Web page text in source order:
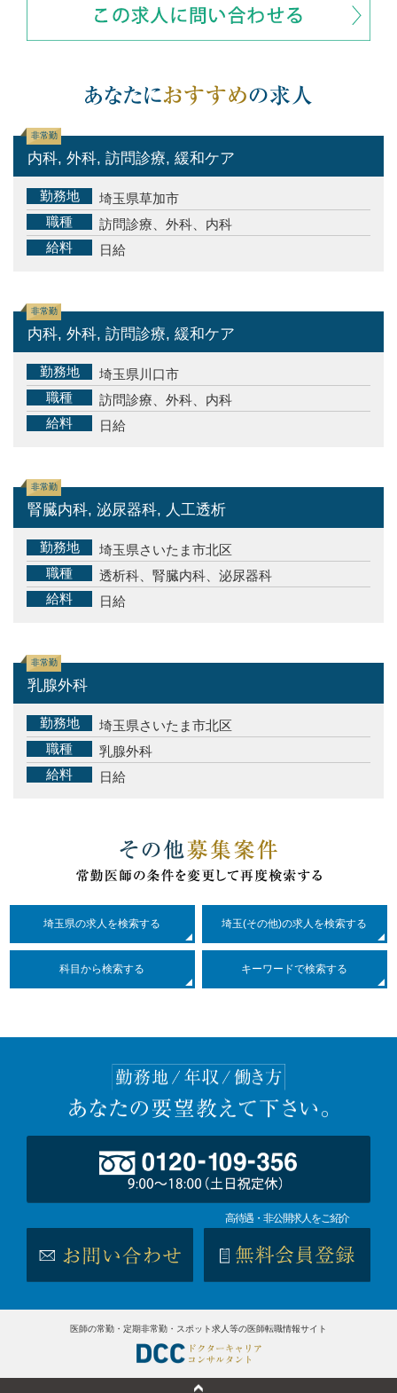
非常勤
内科, 外科, 訪問診療, 緩和ケア
勤務地
埼玉県草加市
職種
訪問診療、外科、内科
給料
日給
非常勤
内科, 外科, 訪問診療, 緩和ケア
勤務地
埼玉県川口市
職種
訪問診療、外科、内科
給料
日給
非常勤
腎臓内科, 泌尿器科, 人工透析
勤務地
埼玉県さいたま市北区
職種
透析科、腎臓内科、泌尿器科
給料
日給
非常勤
乳腺外科
勤務地
埼玉県さいたま市北区
職種
乳腺外科
給料
日給
埼玉県の求人を検索する 埼玉(その他)の求人を検索する
科目 から検索する キーワードで検索する
高待遇・非公開求人をご紹介
医師の常勤・定期非常勤・スポット求人等の医師転職情報サイト